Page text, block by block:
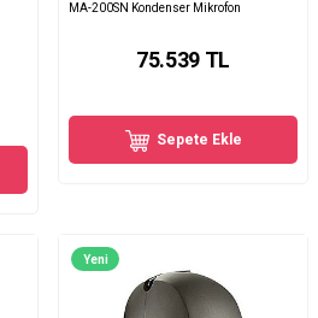
MA-200SN Kondenser Mikrofon
75.539TL
Sepete Ekle
Yeni